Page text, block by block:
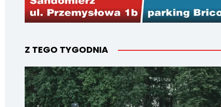
Z TEGO TYGODNIA